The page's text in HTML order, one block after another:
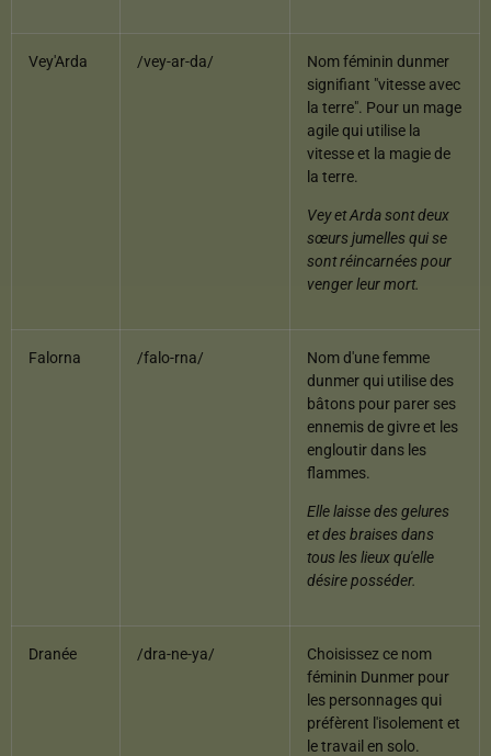
Vey'Arda /vey-ar-da/
Nom féminin dunmer
signifiant "vitesse avec
la terre". Pour un mage
agile qui utilise la
vitesse et la magie de
la terre.
Vey et Arda sont deux
sœurs jumelles qui se
sont réincarnées pour
venger leur mort.
Falorna /falo-rna/
Nom d'une femme
dunmer qui utilise des
bâtons pour parer ses
ennemis de givre et les
engloutir dans les
flammes.
Elle laisse des gelures
et des braises dans
tous les lieux qu'elle
désire posséder.
Dranée /dra-ne-ya/
Choisissez ce nom
féminin Dunmer pour
les personnages qui
préfèrent l'isolement et
le travail en solo.